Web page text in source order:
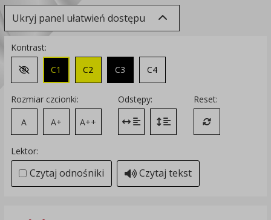
Ukryj panel ułatwień dostępu
Kontrast:
Zmień kontrast na domyślny
C1 C2 C3 C4
Rozmiar czcionki:
A
A+ A++
Odstępy:
Zmień odstęp między literami
Zmień interlinię i margines
Reset:
Przywróć
Lektor:
Czytaj odnośniki Czytaj tekst